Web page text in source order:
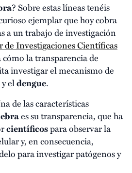
? Sobre estas líneas tenéis
ejemplar que hoy cobra
a un trabajo de investigación
de Investigaciones Científicas
la transparencia de
investigar el mecanismo de
y eldengue.
de las características
es su transparencia, que ha
científicospara observar la
y, en consecuencia,
para investigar patógenos y